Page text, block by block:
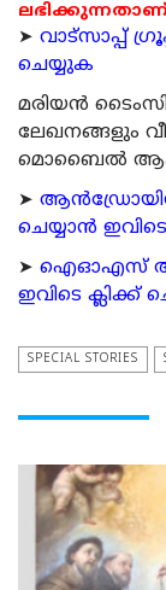
➤ വാട്സാപ്പ്
ചെയ്യുക
മരിയന്‍
ലേഖനങ്ങളും
മൊബൈല്‍
➤
ചെയ്യാന്‍
➤ ഐഓഎസ്
ഇവിടെ ക്ലിക്ക്
SPECIAL STORIES